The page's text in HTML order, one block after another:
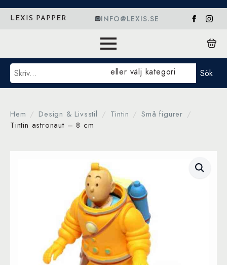
LEXIS PAPPER INFO@LEXIS.SE
Sök eller välj kategori Sök
Hem Design & Livsstil Tintin
Små figurer
Tintin astronaut – 8 cm